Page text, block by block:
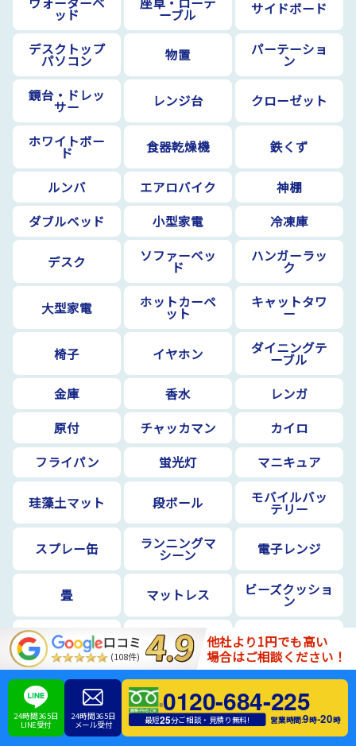
ッド ーブル サイドボード
デスクトップ
パソコン 物置 パーテーショ
ン
鏡台・ドレッ
サー レンジ台 クローゼット
ホワイトボー
ド 食器乾燥機 鉄くず
ルンバ エアロバイク
神棚
ダブルベッド
小型家電 冷凍庫
デスク ソファーベッ
ド
ハンガーラッ
ク
大型家電 ホットカーペ
ット
キャットタワ
ー
椅子 イヤホン ダイニングテ
ーブル
金庫
香水
レンガ
原付
チャッカマン
カイロ
フライパン
蛍光灯 マニキュア
珪藻土マット 段ボール モバイルバッ
テリー
スプレー缶 ランニングマ
シーン 電子レンジ
畳 マットレス ビーズクッショ
ン
ピアノ
衣類乾燥機
電動自転車
庭石
土
電化製品
扇風機
洗濯機
物干し竿
電子ピアノ・エ
口コミ
(108件)
他社より1円でも高い
場合はご相談ください！
24時間365日
LINE受付
24時間365日
メール受付
0120-684-225
最短25分ご相談・見積り無料! 営業時間:9時-20時